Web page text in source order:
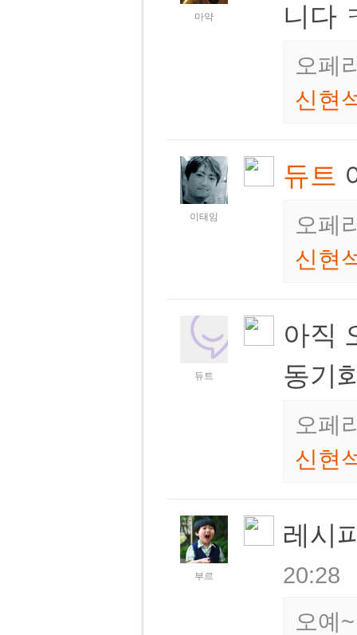
마약
니다
오페
신현
이태임
듀트
오페
신현
듀트
아직
동기
오페
신현
부르
레시
20:28
오예